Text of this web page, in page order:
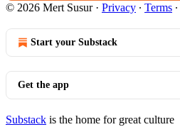
© 2026 Mert Susur· Privacy ∙ Terms ∙
Start your Substack
Get the app
Substack is the home for great culture